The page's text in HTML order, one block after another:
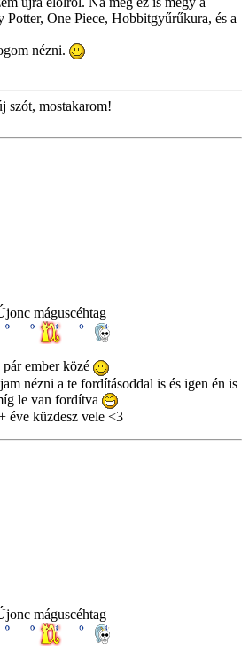
Potter, One Piece, Hobbitgyűrűkura, és a
nézni.
szót, mostakarom!
máguscéhtag
ember közé
nézni a te fordításoddal is és igen én is
le van fordítva
éve küzdesz vele <3
máguscéhtag